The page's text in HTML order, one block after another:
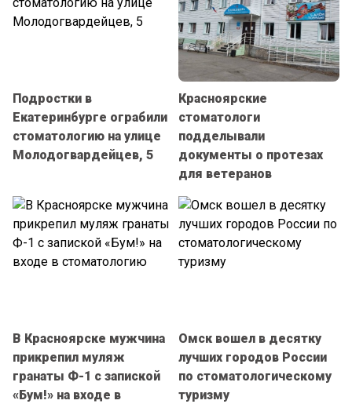
Подростки в
Екатеринбурге ограбили
стоматологию на улице
Молодогвардейцев, 5
Красноярские
стоматологи
подделывали
документы о протезах
для ветеранов
В Красноярске мужчина
прикрепил муляж
гранаты Ф-1 с запиской
«Бум!» на входе в
Омск вошел в десятку
лучших городов России
по стоматологическому
туризму